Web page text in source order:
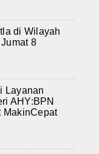
di Wilayah
8
Layanan
AHY:BPN
MakinCepat